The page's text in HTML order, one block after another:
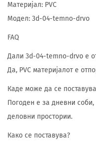
Материјал: PVC
Модел: 3d-04-temno-drvo
FAQ
Дали 3d-04-temno-drvo е
Да, PVC материјалот е
Каде може да се
Погоден е за дневни
деловни простории.
Како се поставува?